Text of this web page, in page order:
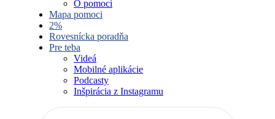
O pomoci
Mapa pomoci
2%
Rovesnícka poradňa
Pre teba
Videá
Mobilné aplikácie
Podcasty
Inšpirácia z Instagramu